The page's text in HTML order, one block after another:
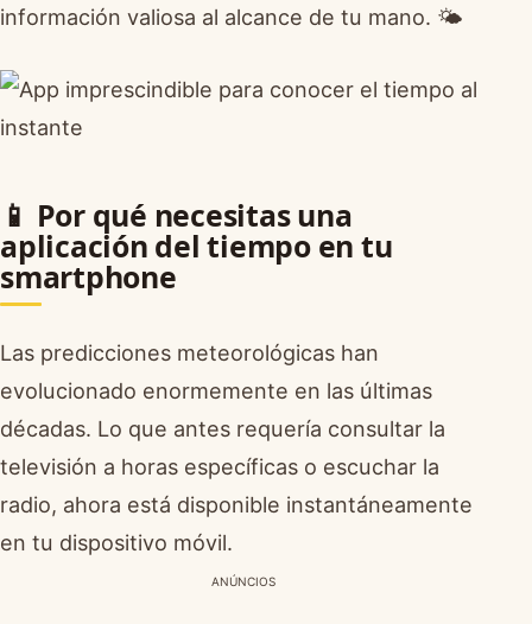
información valiosa al alcance de tu mano. 🌤️
📱 Por qué necesitas una
aplicación del tiempo en tu
smartphone
Las predicciones meteorológicas han
evolucionado enormemente en las últimas
décadas. Lo que antes requería consultar la
televisión a horas específicas o escuchar la
radio, ahora está disponible instantáneamente
en tu dispositivo móvil.
ANÚNCIOS